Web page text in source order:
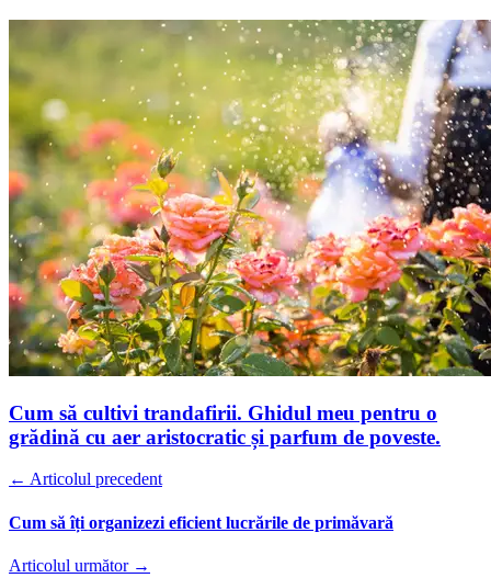
Cum să cultivi trandafirii. Ghidul meu pentru o
grădină cu aer aristocratic și parfum de poveste.
← Articolul precedent
Cum să îți organizezi eficient lucrările de primăvară
Articolul următor →